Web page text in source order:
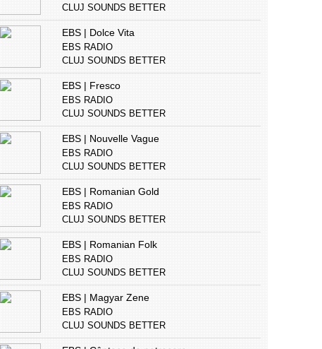
CLUJ SOUNDS BETTER
EBS | Dolce Vita
EBS RADIO
CLUJ SOUNDS BETTER
EBS | Fresco
EBS RADIO
CLUJ SOUNDS BETTER
EBS | Nouvelle Vague
EBS RADIO
CLUJ SOUNDS BETTER
EBS | Romanian Gold
EBS RADIO
CLUJ SOUNDS BETTER
EBS | Romanian Folk
EBS RADIO
CLUJ SOUNDS BETTER
EBS | Magyar Zene
EBS RADIO
CLUJ SOUNDS BETTER